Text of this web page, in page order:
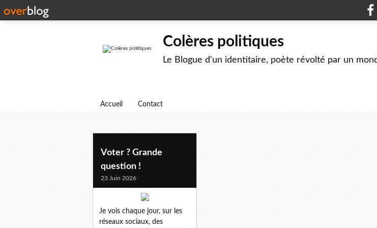
Colères politiques
Le Blogue d'un identitaire, poète révolté par un
Accueil Contact
Voter ? Grande
question !
23 Juin 2026
Je vois chaque jour, sur les
réseaux sociaux, des